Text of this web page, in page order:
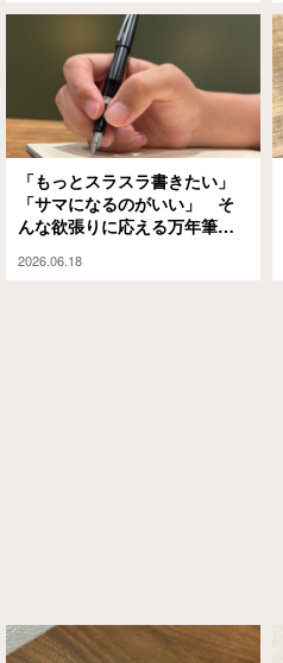
「もっとスラスラ書きたい」
「サマになるのがいい」 そ
んな欲張りに応える万年筆が
2026.06.18